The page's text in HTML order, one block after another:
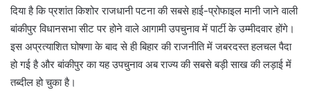
दिया है कि प्रशांत किशोर राजधानी पटना की सबसे हाई-प्रोफाइल मानी जाने वाली
बांकीपुर विधानसभा सीट पर होने वाले आगामी उपचुनाव में पार्टी के उम्मीदवार होंगे।
इस अप्रत्याशित घोषणा के बाद से ही बिहार की राजनीति में जबरदस्त हलचल पैदा
हो गई है और बांकीपुर का यह उपचुनाव अब राज्य की सबसे बड़ी साख की लड़ाई में
तब्दील हो चुका है।